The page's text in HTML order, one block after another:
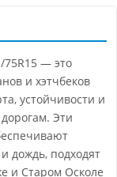
75R15 — это
и хэтчбеков
устойчивости и
Эти
дождь, подходят
и Старом Осколе